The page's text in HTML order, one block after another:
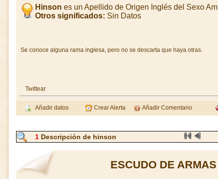
Hinson es un Apellido de Origen Inglés del Sexo
Otros significados: Sin Datos
Se conoce alguna rama inglesa, pero no se descarta que haya otras.
Twittear
Añadir datos Crear Alerta Añadir Comentario
1 Descripción de hinson
ESCUDO DE